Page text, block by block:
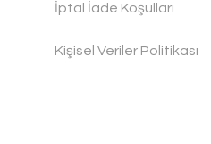
İptal İade Koşullari
Kişisel Veriler Politikası